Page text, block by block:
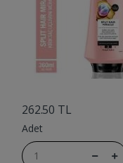
262.50 TL
Adet